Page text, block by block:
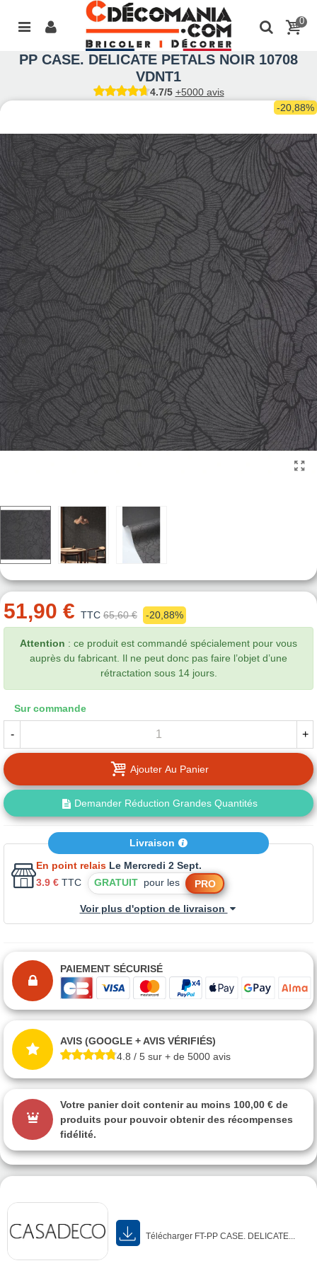
0
PP CASE. DELICATE PETALS NOIR 10708
VDNT1
4.7/5 +5000 avis
-20,88%
Télécharger FT-PP CASE. DELICATE...
51,90 € TTC 65,60 € -20,88%
Attention : ce produit est commandé spécialement pour vous
auprès du fabricant. Il ne peut donc pas faire l’objet d’une
rétractation sous 14 jours.
Sur commande
- +
Ajouter Au Panier
Demander Réduction Grandes Quantités
Livraison
En point relais Le Mercredi 2 Sept.
3.9 € TTC GRATUIT pour les PRO
Voir plus d'option de livraison
PAIEMENT SÉCURISÉ
AVIS (GOOGLE + AVIS VÉRIFIÉS)
4.8 / 5 sur + de 5000 avis
Votre panier doit contenir au moins 100,00 € de
produits pour pouvoir obtenir des récompenses
fidélité.